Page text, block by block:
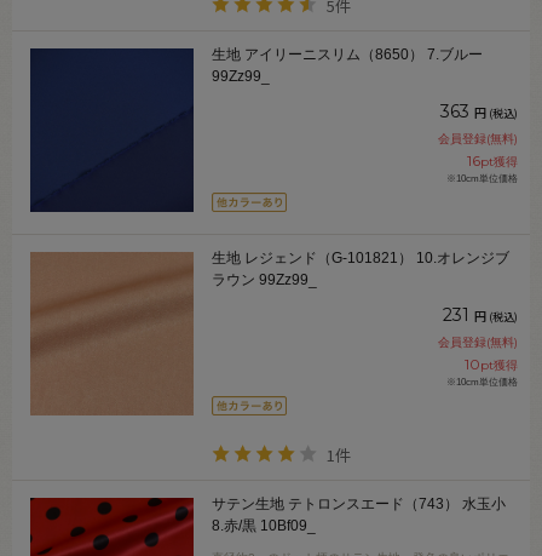
5件
生地 アイリーニスリム（8650） 7.ブルー
99Zz99_
363 円 (税込)
会員登録(無料)
16pt獲得
※10cm単位価格
生地 レジェンド（G-101821） 10.オレンジブ
ラウン 99Zz99_
231 円 (税込)
会員登録(無料)
10pt獲得
※10cm単位価格
1件
サテン生地 テトロンスエード（743） 水玉小
8.赤/黒 10Bf09_